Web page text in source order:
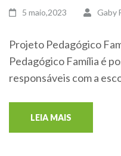
5 maio,2023 Gaby
Projeto Pedagógico
Pedagógico Família é
responsáveis com a
LEIA MAIS